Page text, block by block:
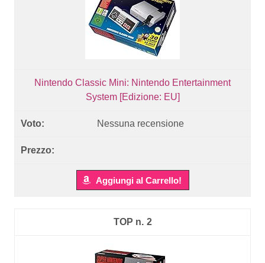
Nintendo Classic Mini: Nintendo Entertainment
System [Edizione: EU]
Nessuna recensione
Aggiungi al Carrello!
2